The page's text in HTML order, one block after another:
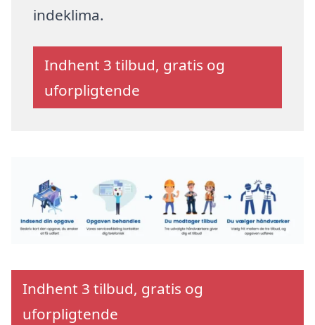
indeklima.
Indhent 3 tilbud, gratis og
uforpligtende
Indhent 3 tilbud, gratis og
uforpligtende